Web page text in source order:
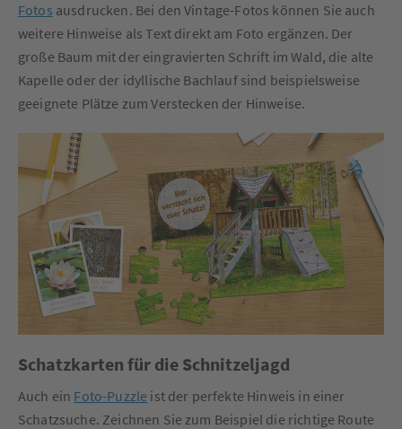
Fotos ausdrucken. Bei den Vintage-Fotos können Sie auch
weitere Hinweise als Text direkt am Foto ergänzen. Der
große Baum mit der eingravierten Schrift im Wald, die alte
Kapelle oder der idyllische Bachlauf sind beispielsweise
geeignete Plätze zum Verstecken der Hinweise.
Schatzkarten für die Schnitzeljagd
Auch ein Foto-Puzzle ist der perfekte Hinweis in einer
Schatzsuche. Zeichnen Sie zum Beispiel die richtige Route